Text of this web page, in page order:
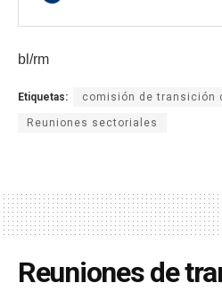
bl/rm
Etiquetas: comisión de transición
Reuniones sectoriales
Reuniones de